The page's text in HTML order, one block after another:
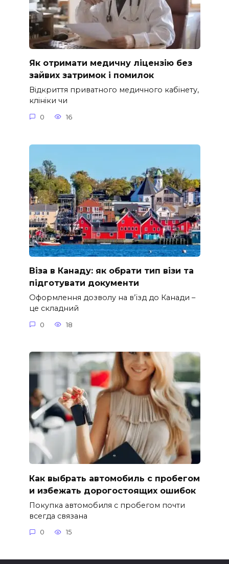
Як отримати медичну ліцензію без
зайвих затримок і помилок
Відкриття приватного медичного кабінету,
клініки чи
0 16
Віза в Канаду: як обрати тип візи та
підготувати документи
Оформлення дозволу на в’їзд до Канади –
це складний
0 18
Как выбрать автомобиль с пробегом
и избежать дорогостоящих ошибок
Покупка автомобиля с пробегом почти
всегда связана
0 15